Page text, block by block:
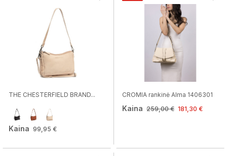
THE CHESTERFIELD BRAND...
Kaina 99,95 €
CROMIA rankinė Alma 1406301
Kaina 259,00 € 181,30 €